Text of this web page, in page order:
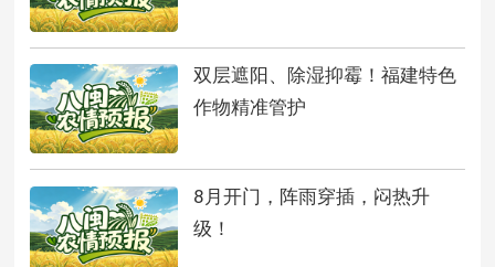
双层遮阳、除湿抑霉！福建特色
作物精准管护
8月开门，阵雨穿插，闷热升
级！